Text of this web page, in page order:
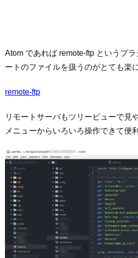
Atom であれば remote-ftp というプ
ートのファイルを扱うのがとても楽
remote-ftp
リモートサーバもツリービューで見
メニューからいろいろ操作できて便